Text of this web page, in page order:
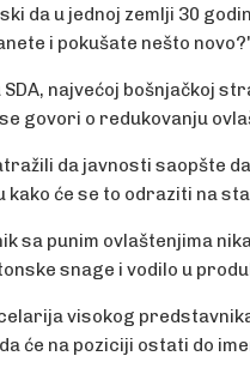
da u jednoj zemlji 30
i pokušate nešto
najvećoj bošnjačkoj
govori o redukovanju
da javnosti saopšte
kako će se to odraziti na
sa punim ovlaštenjima
snage i vodilo u
visokog
će na poziciji ostati do